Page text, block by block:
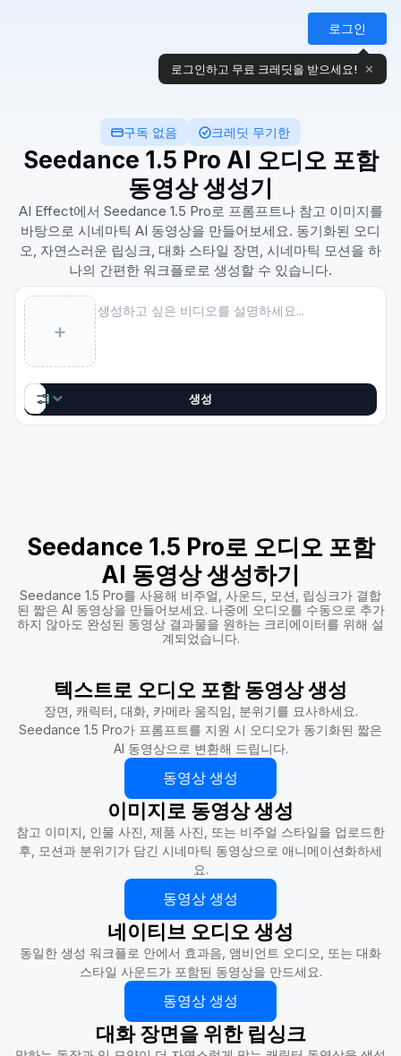
로그인
로그인하고 무료 크레딧을 받으세요! ✕
구독 없음 크레딧 무기한
Seedance 1.5 Pro AI 오디오 포함
동영상 생성기
AI Effect에서 Seedance 1.5 Pro로 프롬프트나 참고 이미지를
바탕으로 시네마틱 AI 동영상을 만들어보세요. 동기화된 오디
오, 자연스러운 립싱크, 대화 스타일 장면, 시네마틱 모션을 하
나의 간편한 워크플로로 생성할 수 있습니다.
+
Prompt
AI Video
Seedance 1.5 Pro
5s · 720p 생성
Seedance 1.5 Pro로 오디오 포함
AI 동영상 생성하기
Seedance 1.5 Pro를 사용해 비주얼, 사운드, 모션, 립싱크가 결합
된 짧은 AI 동영상을 만들어보세요. 나중에 오디오를 수동으로 추가
하지 않아도 완성된 동영상 결과물을 원하는 크리에이터를 위해 설
계되었습니다.
텍스트로 오디오 포함 동영상 생성
장면, 캐릭터, 대화, 카메라 움직임, 분위기를 묘사하세요.
Seedance 1.5 Pro가 프롬프트를 지원 시 오디오가 동기화된 짧은
AI 동영상으로 변환해 드립니다.
동영상 생성
이미지로 동영상 생성
참고 이미지, 인물 사진, 제품 사진, 또는 비주얼 스타일을 업로드한
후, 모션과 분위기가 담긴 시네마틱 동영상으로 애니메이션화하세
요.
동영상 생성
네이티브 오디오 생성
동일한 생성 워크플로 안에서 효과음, 앰비언트 오디오, 또는 대화
스타일 사운드가 포함된 동영상을 만드세요.
동영상 생성
대화 장면을 위한 립싱크